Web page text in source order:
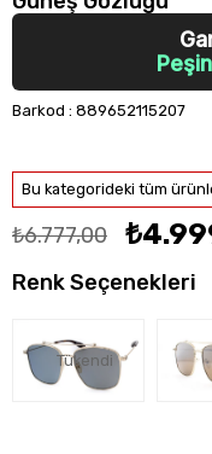
Barkod : 889652115207
Bu kategorideki tüm
₺6.777,00
Renk Seçenekleri
Tükendi